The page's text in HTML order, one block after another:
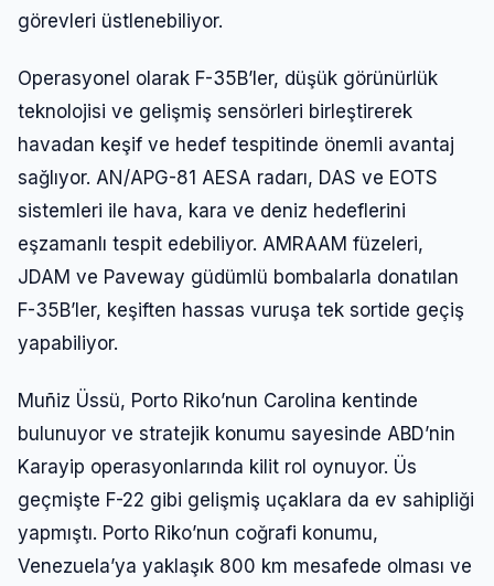
görevleri üstlenebiliyor.
Operasyonel olarak F-35B’ler, düşük görünürlük
teknolojisi ve gelişmiş sensörleri birleştirerek
havadan keşif ve hedef tespitinde önemli avantaj
sağlıyor. AN/APG-81 AESA radarı, DAS ve EOTS
sistemleri ile hava, kara ve deniz hedeflerini
eşzamanlı tespit edebiliyor. AMRAAM füzeleri,
JDAM ve Paveway güdümlü bombalarla donatılan
F-35B’ler, keşiften hassas vuruşa tek sortide geçiş
yapabiliyor.
Muñiz Üssü, Porto Riko’nun Carolina kentinde
bulunuyor ve stratejik konumu sayesinde ABD’nin
Karayip operasyonlarında kilit rol oynuyor. Üs
geçmişte F-22 gibi gelişmiş uçaklara da ev sahipliği
yapmıştı. Porto Riko’nun coğrafi konumu,
Venezuela’ya yaklaşık 800 km mesafede olması ve